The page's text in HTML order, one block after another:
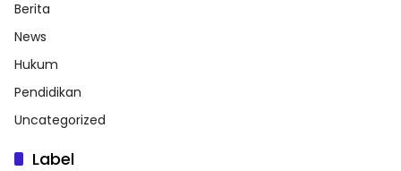
Berita
News
Hukum
Pendidikan
Uncategorized
Label